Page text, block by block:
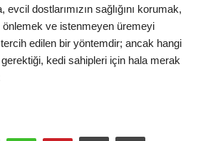
evcil dostlarımızın sağlığını korumak,
önlemek ve istenmeyen üremeyi
edilen bir yöntemdir; ancak hangi
kedi sahipleri için hala merak